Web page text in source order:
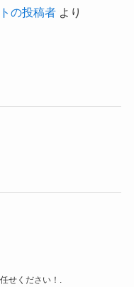
の投稿者より
せください！.